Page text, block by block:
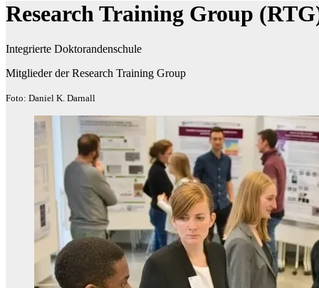
Research Training Group
Integrierte Doktorandenschule
Mitglieder der Research Training Group
Foto: Daniel K. Darnall